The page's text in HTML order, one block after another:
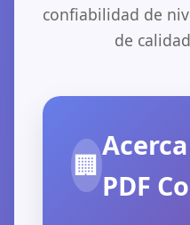
confiabilidad de
de
🏢
PDF